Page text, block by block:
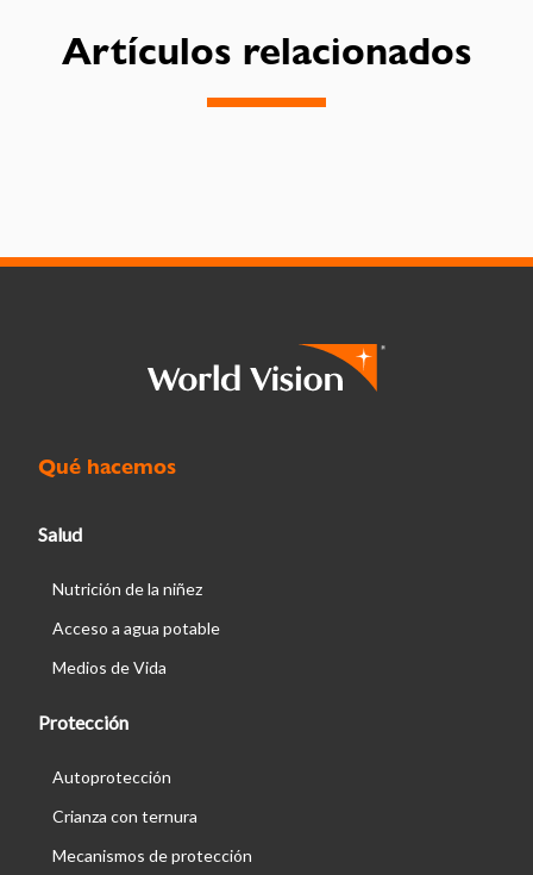
Artículos relacionados
Qué hacemos
Salud
Nutrición de la niñez
Acceso a agua potable
Medios de Vida
Protección
Autoprotección
Crianza con ternura
Mecanismos de protección